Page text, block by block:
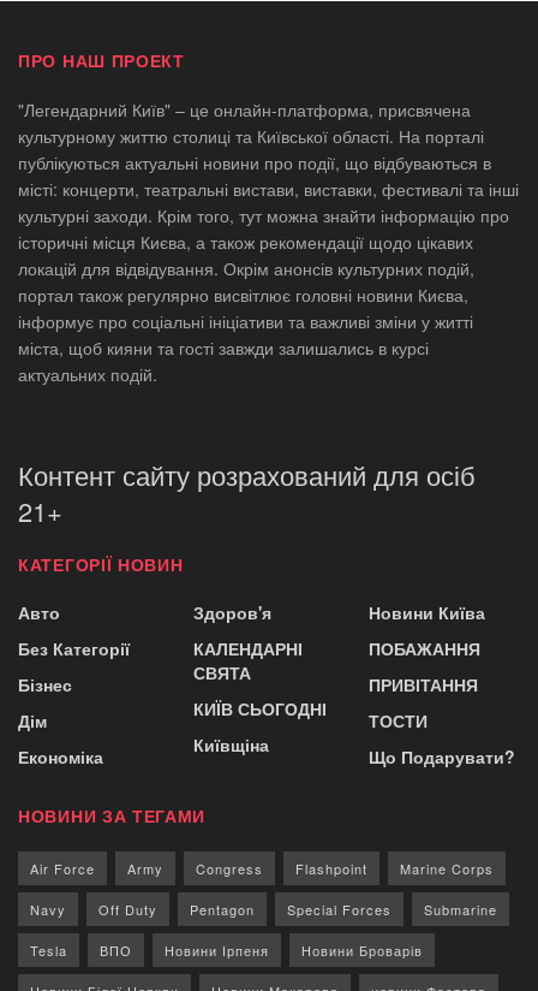
ПРО НАШ ПРОЕКТ
"Легендарний Київ" – це онлайн-платформа, присвячена
культурному життю столиці та Київської області. На порталі
публікуються актуальні новини про події, що відбуваються в
місті: концерти, театральні вистави, виставки, фестивалі та інші
культурні заходи. Крім того, тут можна знайти інформацію про
історичні місця Києва, а також рекомендації щодо цікавих
локацій для відвідування. Окрім анонсів культурних подій,
портал також регулярно висвітлює головні новини Києва,
інформує про соціальні ініціативи та важливі зміни у житті
міста, щоб кияни та гості завжди залишались в курсі
актуальних подій.
Контент сайту розрахований для осіб
21+
КАТЕГОРІЇ НОВИН
Авто
Без Категорії
Бізнес
Дім
Економіка
Здоров'я
КАЛЕНДАРНІ
СВЯТА
КИЇВ СЬОГОДНІ
Київщіна
Новини Київа
ПОБАЖАННЯ
ПРИВІТАННЯ
ТОСТИ
Що Подарувати?
НОВИНИ ЗА ТЕГАМИ
Air Force Army Congress Flashpoint Marine Corps
Navy Off Duty Pentagon Special Forces Submarine
Tesla ВПО Новини Ірпеня Новини Броварів